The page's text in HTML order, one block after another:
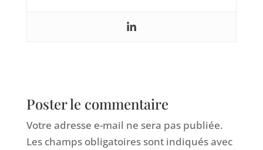
Poster le commentaire
Votre adresse e-mail ne sera pas publiée.
Les champs obligatoires sont indiqués avec